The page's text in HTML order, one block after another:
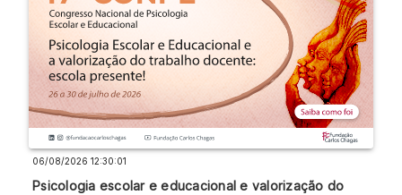
06/08/2026 12:30:01
Psicologia escolar e educacional e valorização do